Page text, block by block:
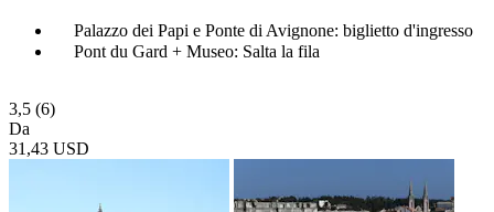
Palazzo dei Papi e Ponte di Avignone: biglietto d'ingresso
Pont du Gard + Museo: Salta la fila
3,5 (6)
Da
31,43 USD